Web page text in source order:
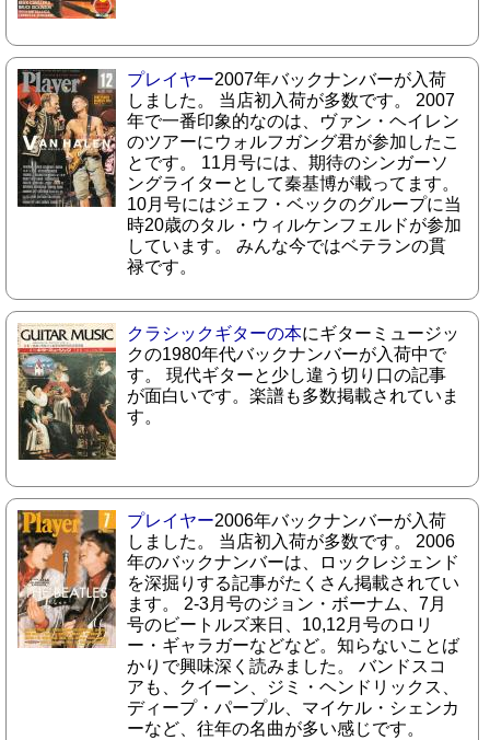
プレイヤー2007年バックナンバーが入荷
しました。 当店初入荷が多数です。 2007
年で一番印象的なのは、ヴァン・ヘイレン
のツアーにウォルフガング君が参加したこ
とです。 11月号には、期待のシンガーソ
ングライターとして秦基博が載ってます。
10月号にはジェフ・ベックのグループに当
時20歳のタル・ウィルケンフェルドが参加
しています。 みんな今ではベテランの貫
禄です。
クラシックギターの本にギターミュージッ
クの1980年代バックナンバーが入荷中で
す。 現代ギターと少し違う切り口の記事
が面白いです。楽譜も多数掲載されていま
す。
プレイヤー2006年バックナンバーが入荷
しました。 当店初入荷が多数です。 2006
年のバックナンバーは、ロックレジェンド
を深掘りする記事がたくさん掲載されてい
ます。 2-3月号のジョン・ボーナム、7月
号のビートルズ来日、10,12月号のロリ
ー・ギャラガーなどなど。知らないことば
かりで興味深く読みました。 バンドスコ
アも、クイーン、ジミ・ヘンドリックス、
ディープ・パープル、マイケル・シェンカ
ーなど、往年の名曲が多い感じです。